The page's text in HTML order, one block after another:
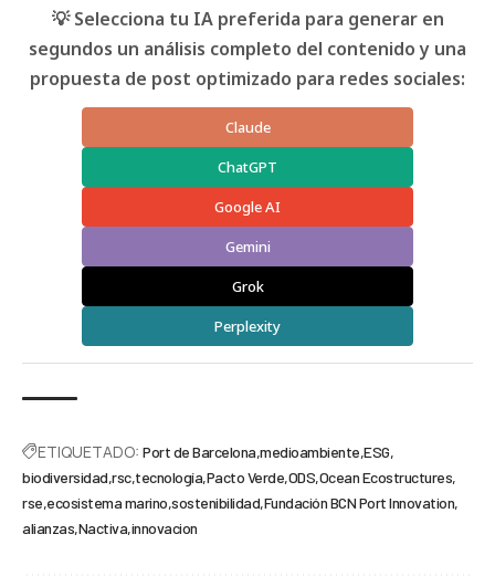
💡 Selecciona tu IA preferida para generar en
segundos un análisis completo del contenido y una
propuesta de post optimizado para redes sociales:
Claude
ChatGPT
Google AI
Gemini
Grok
Perplexity
ETIQUETADO: Port de Barcelona medioambiente ESG
biodiversidad rsc tecnología Pacto Verde ODS Ocean Ecostructures
rse ecosistema marino sostenibilidad Fundación BCN Port Innovation
alianzas Nactiva innovacion